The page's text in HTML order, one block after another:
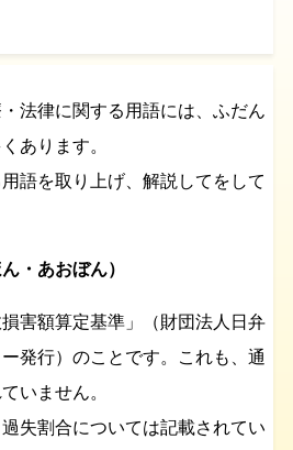
法律に関する用語には、ふだん
あります。
語を取り上げ、解説してをして
・あおぼん）
害額算定基準」（財団法人日弁
発行）のことです。これも、通
いません。
失割合については記載されてい